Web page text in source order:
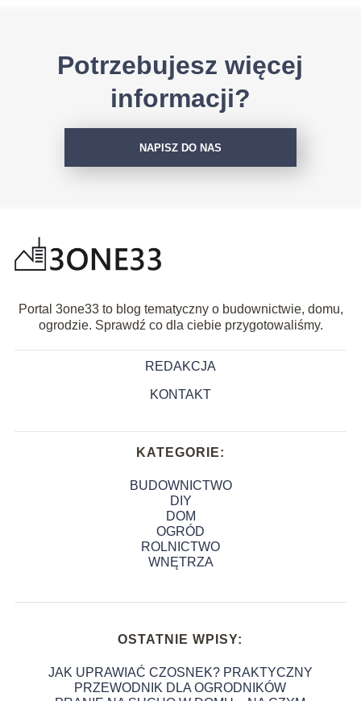
Potrzebujesz więcej
informacji?
NAPISZ DO NAS
Portal 3one33 to blog tematyczny o budownictwie, domu,
ogrodzie. Sprawdź co dla ciebie przygotowaliśmy.
REDAKCJA
KONTAKT
KATEGORIE:
BUDOWNICTWO
DIY
DOM
OGRÓD
ROLNICTWO
WNĘTRZA
OSTATNIE WPISY:
JAK UPRAWIAĆ CZOSNEK? PRAKTYCZNY
PRZEWODNIK DLA OGRODNIKÓW